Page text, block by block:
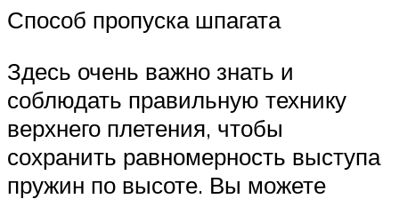
Способ пропуска шпагата
Здесь очень важно знать и
соблюдать правильную технику
верхнего плетения, чтобы
сохранить равномерность выступа
пружин по высоте. Вы можете